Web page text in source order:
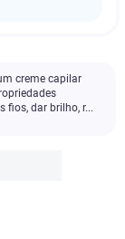
creme capilar
fios, dar brilho, r...